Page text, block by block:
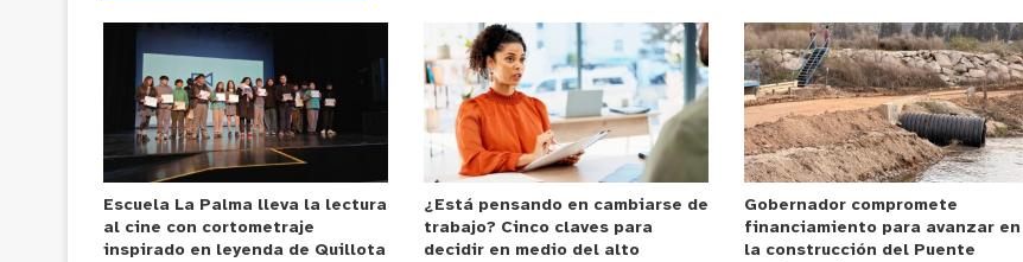
Escuela La Palma lleva la lectura
al cine con cortometraje
inspirado en leyenda de Quillota
¿Está pensando en cambiarse de
trabajo? Cinco claves para
decidir en medio del alto
Gobernador compromete
financiamiento para avanzar en
la construcción del Puente